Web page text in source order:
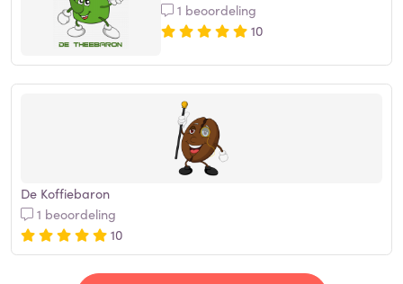
1 beoordeling
10
De Koffiebaron
1 beoordeling
10